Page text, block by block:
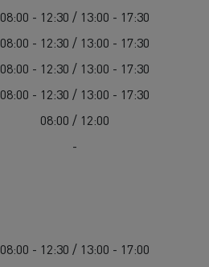
08:00 - 12:30 / 13:00 - 17:30
08:00 - 12:30 / 13:00 - 17:30
08:00 - 12:30 / 13:00 - 17:30
08:00 - 12:30 / 13:00 - 17:30
08:00 / 12:00
-
08:00 - 12:30 / 13:00 - 17:00